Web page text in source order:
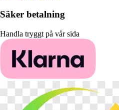
Säker betalning
Handla tryggt på vår sida